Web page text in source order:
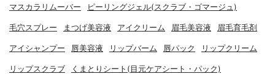
マスカラリムーバー ピーリングジェル(スクラブ・ゴマージュ)
毛穴スプレー まつげ美容液 アイクリーム 眉毛美容液 眉毛育毛剤
アイシャンプー 唇美容液 リップバーム 唇パック リップクリーム
リップスクラブ くまとりシート(目元ケアシート・パック)